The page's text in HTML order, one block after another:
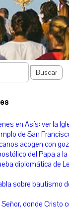
Buscar
en Asís: ver la
de San
acogen con
del Papa a la
diplomática de
sobre bautismo
donde Cristo